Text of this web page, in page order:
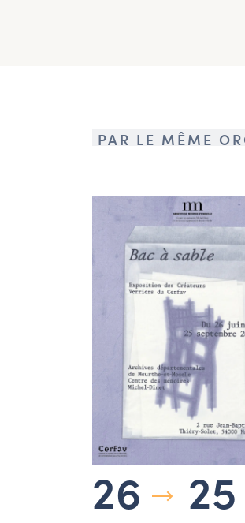
PAR LE MÊME
26 25